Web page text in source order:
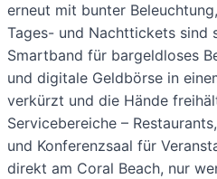
erneut mit bunter
Tages- und Nachttickets sind
Smartband für bargeldloses
und digitale Geldbörse in
verkürzt und die Hände
Servicebereiche –
und Konferenzsaal für
direkt am Coral Beach, nur